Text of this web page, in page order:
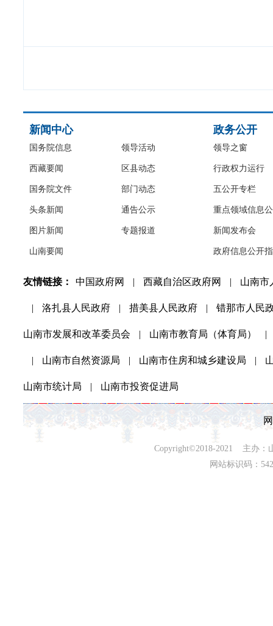
新闻中心
国务院信息
西藏要闻
国务院文件
头条新闻
图片新闻
山南要闻
领导活动
区县动态
部门动态
通告公示
专题报道
政务公开
领导之窗
行政权力运行
五公开专栏
重点领域信息
新闻发布会
政府信息公开
友情链接： 中国政府网 | 西藏自治区政府网 | 山南市
| 洛扎县人民政府 | 措美县人民政府 | 错那市人民
山南市发展和改革委员会 | 山南市教育局（体育局） |
| 山南市自然资源局 | 山南市住房和城乡建设局 |
山南市统计局 | 山南市投资促进局
Copyright©2018-2021 主办：
网站标识码：